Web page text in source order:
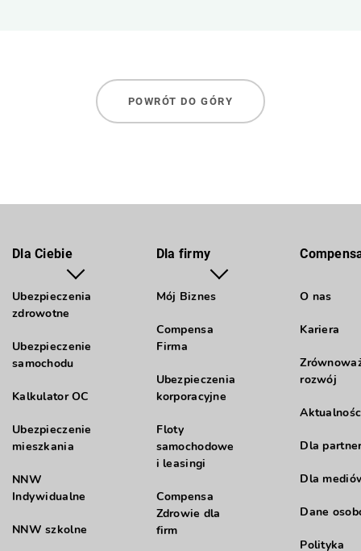
POWRÓT DO GÓRY
Dla Ciebie
Ubezpieczenia
zdrowotne
Ubezpieczenie
samochodu
Kalkulator OC
Ubezpieczenie
mieszkania
NNW
Indywidualne
NNW szkolne
Dla firmy
Mój Biznes
Compensa
Firma
Ubezpieczenia
korporacyjne
Floty
samochodowe
i leasingi
Compensa
Zdrowie dla
firm
O nas
Kariera
rozwój
Dla
Dla
Dane
Polityka